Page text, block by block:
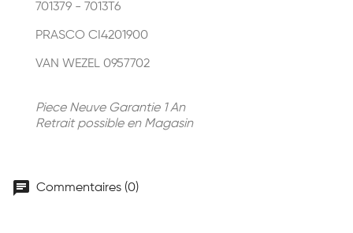
701379 - 7013T6
PRASCO CI4201900
VAN WEZEL 0957702
Piece Neuve Garantie 1 An
Retrait possible en Magasin
chat Commentaires (0)